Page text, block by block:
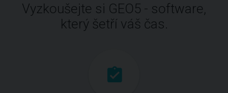
Vyzkoušejte si GEO5 - software,
který šetří váš čas.